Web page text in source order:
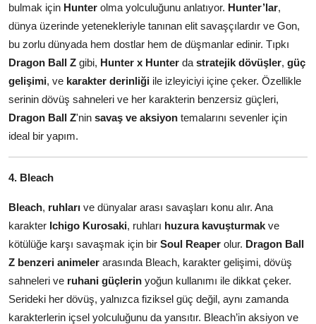
bulmak için Hunter olma yolculuğunu anlatıyor. Hunter’lar,
dünya üzerinde yetenekleriyle tanınan elit savaşçılardır ve Gon,
bu zorlu dünyada hem dostlar hem de düşmanlar edinir. Tıpkı
Dragon Ball Z gibi, Hunter x Hunter da stratejik dövüşler, güç
gelişimi, ve karakter derinliği ile izleyiciyi içine çeker. Özellikle
serinin dövüş sahneleri ve her karakterin benzersiz güçleri,
Dragon Ball Z'nin savaş ve aksiyon temalarını sevenler için
ideal bir yapım.
4. Bleach
Bleach, ruhları ve dünyalar arası savaşları konu alır. Ana
karakter Ichigo Kurosaki, ruhları huzura kavuşturmak ve
kötülüğe karşı savaşmak için bir Soul Reaper olur. Dragon Ball
Z benzeri animeler arasında Bleach, karakter gelişimi, dövüş
sahneleri ve ruhani güçlerin yoğun kullanımı ile dikkat çeker.
Serideki her dövüş, yalnızca fiziksel güç değil, aynı zamanda
karakterlerin içsel yolculuğunu da yansıtır. Bleach’in aksiyon ve